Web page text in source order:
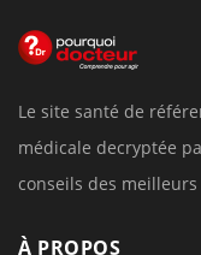
Le site santé de
médicale decryptée
conseils des
À PROPOS